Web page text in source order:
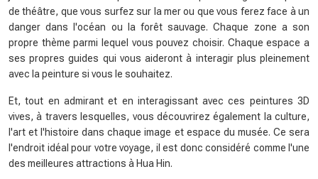
de théâtre, que vous surfez sur la mer ou que vous ferez face à un
danger dans l'océan ou la forêt sauvage. Chaque zone a son
propre thème parmi lequel vous pouvez choisir. Chaque espace a
ses propres guides qui vous aideront à interagir plus pleinement
avec la peinture si vous le souhaitez.
Et, tout en admirant et en interagissant avec ces peintures 3D
vives, à travers lesquelles, vous découvrirez également la culture,
l'art et l'histoire dans chaque image et espace du musée. Ce sera
l'endroit idéal pour votre voyage, il est donc considéré comme l'une
des meilleures attractions à Hua Hin.